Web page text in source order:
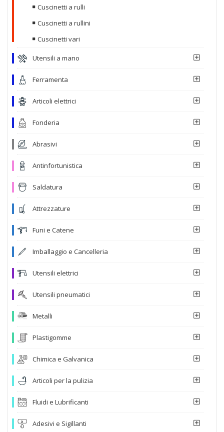
Cuscinetti a rulli
Cuscinetti a rullini
Cuscinetti vari
Utensili a mano
Ferramenta
Articoli elettrici
Fonderia
Abrasivi
Antinfortunistica
Saldatura
Attrezzature
Funi e Catene
Imballaggio e Cancelleria
Utensili elettrici
Utensili pneumatici
Metalli
Plastigomme
Chimica e Galvanica
Articoli per la pulizia
Fluidi e Lubrificanti
Adesivi e Sigillanti